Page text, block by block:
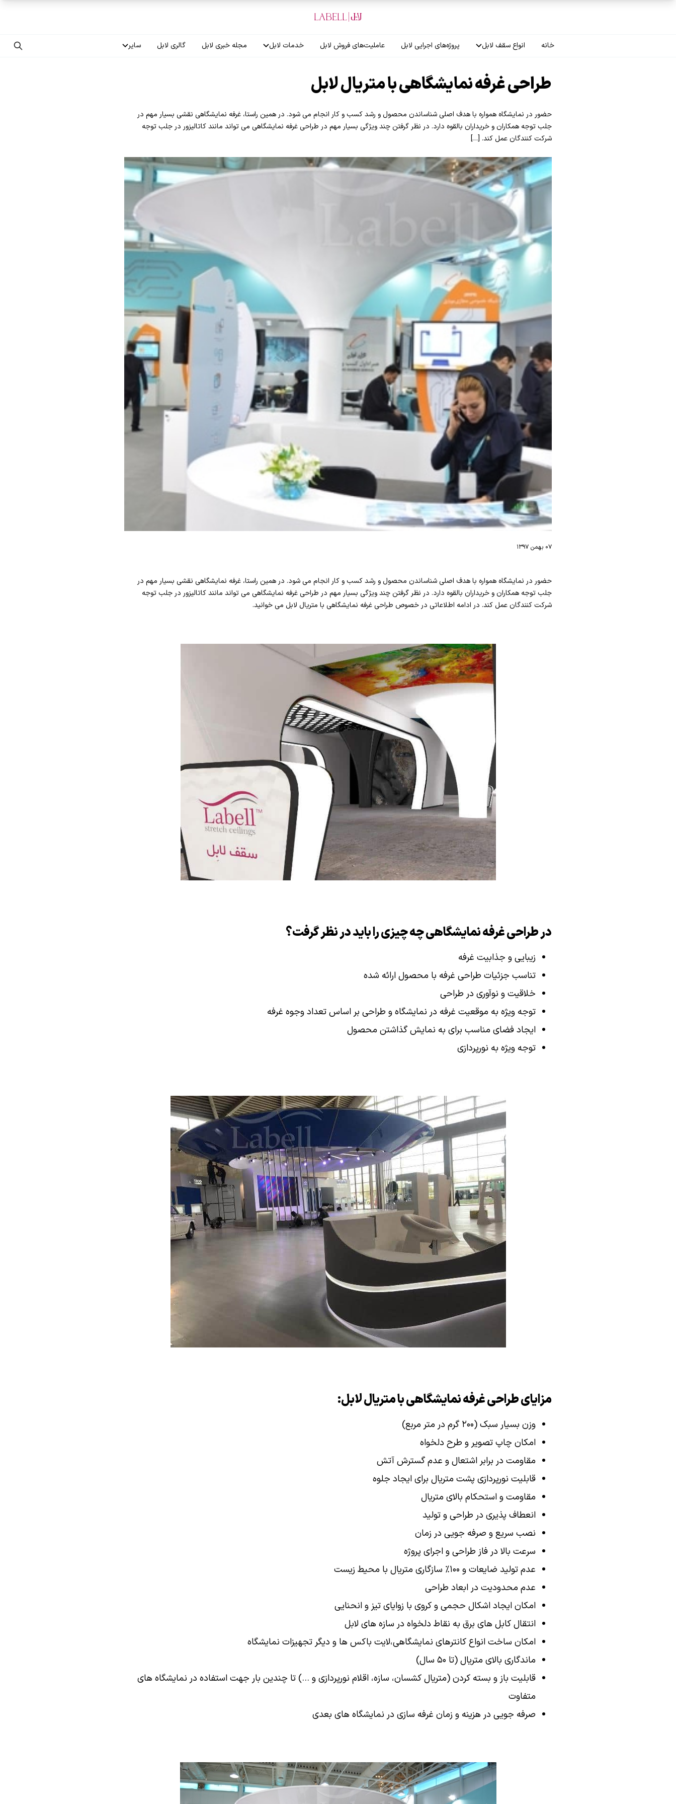
خانه انواع سقف لابل
سقف لاکر
سقف گلکسی
سقف مات
سقف اپلای
پروژه‌های اجرایی لابل عاملیت‌های فروش لابل خدمات لابل مجله خبری لابل گالری لابل سایر
طراحی غرفه نمایشگاهی با متریال لابل
حضور در نمایشگاه همواره با هدف اصلی شناساندن محصول و رشد کسب و کار انجام می شود. در همین راستا، غرفه نمایشگاهی نقشی بسیار مهم در
جلب توجه همکاران و خریداران بالقوه دارد. در نظر گرفتن چند ویژگی بسیار مهم در طراحی غرفه نمایشگاهی می تواند مانند کاتالیزور در جلب توجه
شرکت کنندگان عمل کند. […]
۰۷ بهمن ۱۳۹۷
حضور در نمایشگاه همواره با هدف اصلی شناساندن محصول و رشد کسب و کار انجام می شود. در همین راستا، غرفه نمایشگاهی نقشی بسیار مهم در
جلب توجه همکاران و خریداران بالقوه دارد. در نظر گرفتن چند ویژگی بسیار مهم در طراحی غرفه نمایشگاهی می تواند مانند کاتالیزور در جلب توجه
شرکت کنندگان عمل کند. در ادامه اطلاعاتی در خصوص طراحی غرفه نمایشگاهی با متریال لابل می خوانید.
در طراحی غرفه نمایشگاهی چه چیزی را باید در نظر گرفت؟
زیبایی و جذابیت غرفه
تناسب جزئیات طراحی غرفه با محصول ارائه شده
خلاقیت و نوآوری در طراحی
توجه ویژه به موقعیت غرفه در نمایشگاه و طراحی بر اساس تعداد وجوه غرفه
ایجاد فضای مناسب برای به نمایش گذاشتن محصول
توجه ویژه به نورپردازی
مزایای طراحی غرفه نمایشگاهی با متریال لابل:
وزن بسیار سبک (۲۰۰ گرم در متر مربع)
امکان چاپ تصویر و طرح دلخواه
مقاومت در برابر اشتعال و عدم گسترش آتش
قابلیت نورپردازی پشت متریال برای ایجاد جلوه‌
مقاومت و استحکام بالای متریال
انعطاف پذیری در طراحی و تولید
نصب سریع و صرفه جویی در زمان
سرعت بالا در فاز طراحی و اجرای پروژه
عدم تولید ضایعات و ۱۰۰% سازگاری متریال با محیط زیست
عدم محدودیت در ابعاد طراحی
امکان ایجاد اشکال حجمی و کروی با زوایای تیز و انحنایی
انتقال کابل های برق به نقاط دلخواه در سازه های لابل
امکان ساخت انواع کانترهای نمایشگاهی،لایت باکس ها و دیگر تجهیزات نمایشگاه
ماندگاری بالای متریال (تا ۵۰ سال)
قابلیت باز و بسته کردن (متریال کشسان، سازه، اقلام نورپردازی و …) تا چندین بار جهت استفاده در نمایشگاه های
متفاوت
صرفه جویی در هزینه و زمان غرفه سازی در نمایشگاه های بعدی